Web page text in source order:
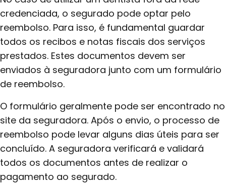
credenciada, o segurado pode optar pelo
reembolso. Para isso, é fundamental guardar
todos os recibos e notas fiscais dos serviços
prestados. Estes documentos devem ser
enviados à seguradora junto com um formulário
de reembolso.
O formulário geralmente pode ser encontrado no
site da seguradora. Após o envio, o processo de
reembolso pode levar alguns dias úteis para ser
concluído. A seguradora verificará e validará
todos os documentos antes de realizar o
pagamento ao segurado.